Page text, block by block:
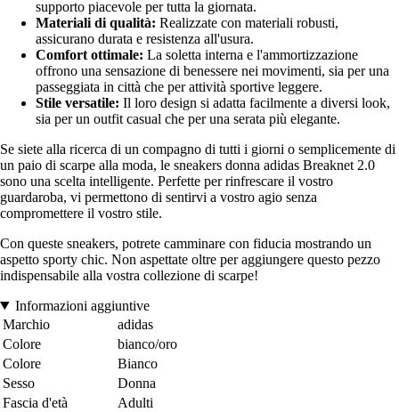
supporto piacevole per tutta la giornata.
Materiali di qualità: Realizzate con materiali robusti,
assicurano durata e resistenza all'usura.
Comfort ottimale: La soletta interna e l'ammortizzazione
offrono una sensazione di benessere nei movimenti, sia per una
passeggiata in città che per attività sportive leggere.
Stile versatile: Il loro design si adatta facilmente a diversi look,
sia per un outfit casual che per una serata più elegante.
Se siete alla ricerca di un compagno di tutti i giorni o semplicemente di
un paio di scarpe alla moda, le sneakers donna adidas Breaknet 2.0
sono una scelta intelligente. Perfette per rinfrescare il vostro
guardaroba, vi permettono di sentirvi a vostro agio senza
compromettere il vostro stile.
Con queste sneakers, potrete camminare con fiducia mostrando un
aspetto sporty chic. Non aspettate oltre per aggiungere questo pezzo
indispensabile alla vostra collezione di scarpe!
Informazioni aggiuntive
Marchio
adidas
Colore
bianco/oro
Colore
Bianco
Sesso
Donna
Fascia d'età
Adulti